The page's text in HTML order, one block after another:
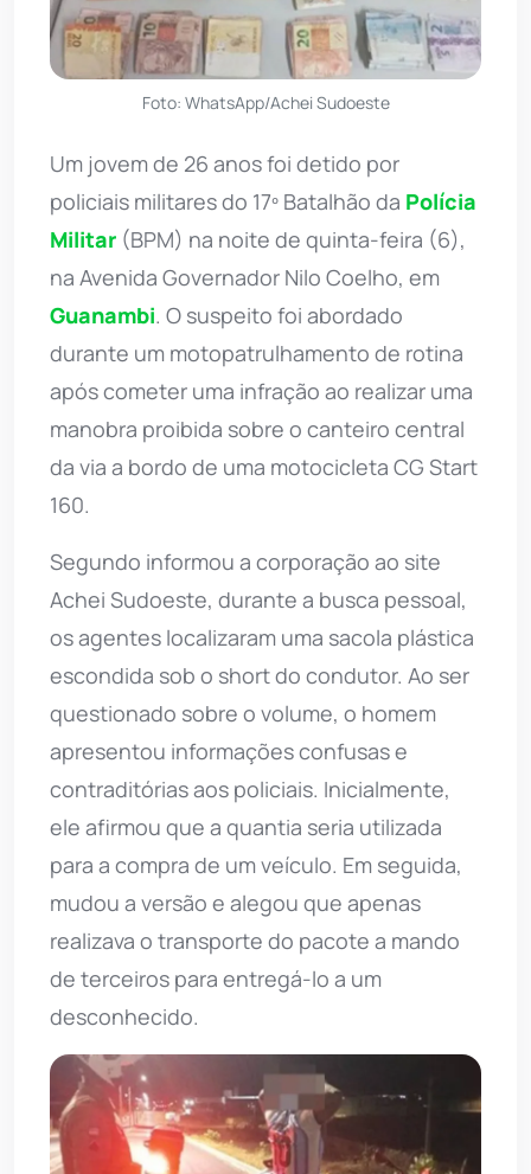
Foto: WhatsApp/Achei Sudoeste
Um jovem de 26 anos foi detido por
policiais militares do 17º Batalhão da Polícia
Militar (BPM) na noite de quinta-feira (6),
na Avenida Governador Nilo Coelho, em
Guanambi. O suspeito foi abordado
durante um motopatrulhamento de rotina
após cometer uma infração ao realizar uma
manobra proibida sobre o canteiro central
da via a bordo de uma motocicleta CG Start
160.
Segundo informou a corporação ao site
Achei Sudoeste, durante a busca pessoal,
os agentes localizaram uma sacola plástica
escondida sob o short do condutor. Ao ser
questionado sobre o volume, o homem
apresentou informações confusas e
contraditórias aos policiais. Inicialmente,
ele afirmou que a quantia seria utilizada
para a compra de um veículo. Em seguida,
mudou a versão e alegou que apenas
realizava o transporte do pacote a mando
de terceiros para entregá-lo a um
desconhecido.